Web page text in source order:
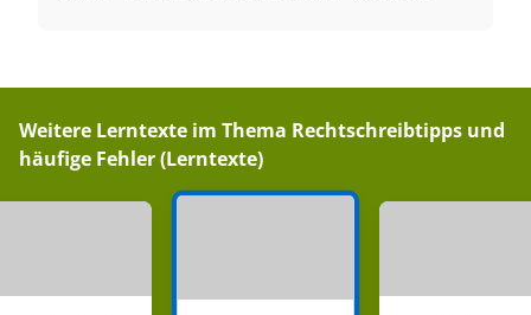
Weitere Lerntexte im Thema Rechtschreibtipps und
häufige Fehler (Lerntexte)